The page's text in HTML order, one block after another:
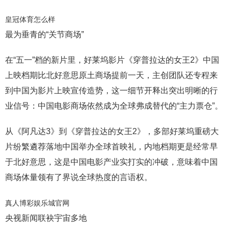
皇冠体育怎么样
最为垂青的“关节商场”
在“五一”档的新片里，好莱坞影片《穿普拉达的女王2》中国
上映档期比北好意思原土商场提前一天，主创团队还专程来
到中国为影片上映宣传造势，这一细节开释出突出明晰的行
业信号：中国电影商场依然成为全球弗成替代的“主力票仓”。
从《阿凡达3》到《穿普拉达的女王2》，多部好莱坞重磅大
片纷繁遴荐落地中国举办全球首映礼，内地档期更是经常早
于北好意思，这是中国电影产业实打实的冲破，意味着中国
商场体量领有了界说全球热度的言语权。
真人博彩娱乐城官网
央视新闻联袂宇宙多地